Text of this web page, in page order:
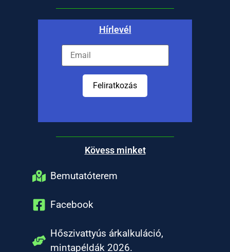
Hírlevél
Feliratkozás
Kövess minket
Bemutatóterem
Facebook
Hőszivattyús árkalkuláció,
mintapéldák 2026.